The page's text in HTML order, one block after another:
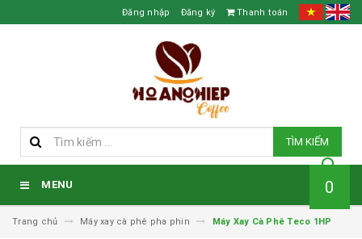
Đăng nhập Đăng ký Thanh toán
TÌM KIẾM
MENU 0
Trang chủ Máy xay cà phê pha phin Máy Xay Cà Phê Teco 1HP